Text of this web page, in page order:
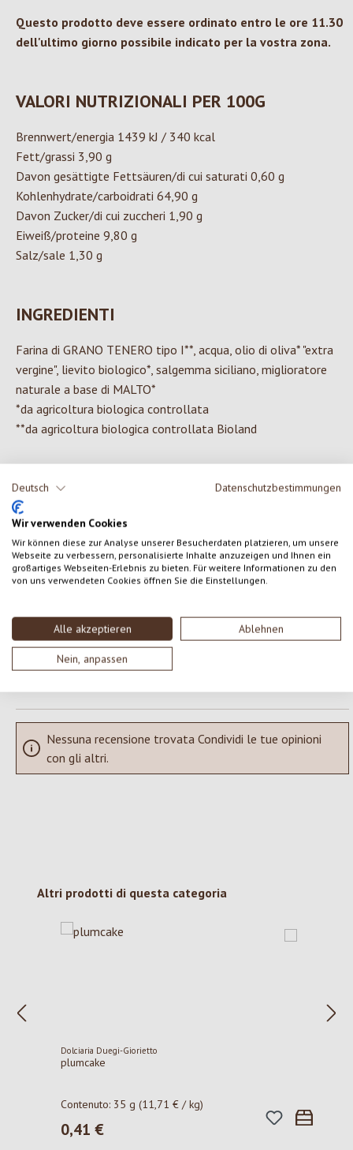
Deutsch Datenschutzbestimmungen
Wir verwenden Cookies
Wir können diese zur Analyse unserer Besucherdaten platzieren, um unsere
Webseite zu verbessern, personalisierte Inhalte anzuzeigen und Ihnen ein
großartiges Webseiten-Erlebnis zu bieten. Für weitere Informationen zu den
von uns verwendeten Cookies öffnen Sie die Einstellungen.
Alle akzeptieren Ablehnen
Nein, anpassen
Questo prodotto deve essere ordinato entro le ore 11.30
dell'ultimo giorno possibile indicato per la vostra zona.
VALORI NUTRIZIONALI PER 100G
Brennwert/energia 1439 kJ / 340 kcal
Fett/grassi 3,90 g
Davon gesättigte Fettsäuren/di cui saturati 0,60 g
Kohlenhydrate/carboidrati 64,90 g
Davon Zucker/di cui zuccheri 1,90 g
Eiweiß/proteine 9,80 g
Salz/sale 1,30 g
INGREDIENTI
Farina di GRANO TENERO tipo I**, acqua, olio di oliva* "extra
vergine", lievito biologico*, salgemma siciliano, miglioratore
naturale a base di MALTO*
*da agricoltura biologica controllata
**da agricoltura biologica controllata Bioland
0 di 0 valutazioni
Valutazione media di 0 su 5 stelle
Formula una valutazione!
Condividi le tue esperienze con il prodotto con altri clienti.
SCRIVERE UNA RECENSIONE
Visualizza le valutazioni solo nella lingua corrente.
Nessuna recensione trovata Condividi le tue opinioni
con gli altri.
Salta la galleria dei prodotti
Altri prodotti di questa categoria
Dolciaria Duegi-Giorietto
plumcake
Contenuto: 35 g(11,71 € / kg)
Prezzo normale:
0,41 €